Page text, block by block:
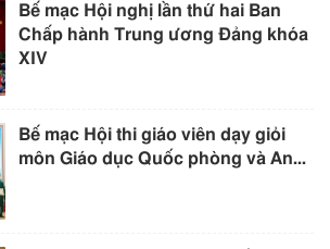
Bế mạc Hội nghị lần thứ hai Ban
Chấp hành Trung ương Đảng khóa
XIV
Bế mạc Hội thi giáo viên dạy giỏi
môn Giáo dục Quốc phòng và An...